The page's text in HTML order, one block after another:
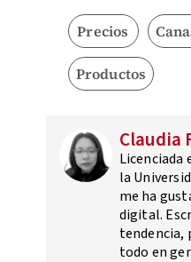
Precios
Productos
Claudia
Licenciada
la
me ha
digital.
tendencia,
todo en